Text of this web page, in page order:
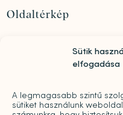
Sütik
elfogadása
A legmagasabb szintű
sütiket használunk
Oldaltérkép
Szolgáltatások
díjazására